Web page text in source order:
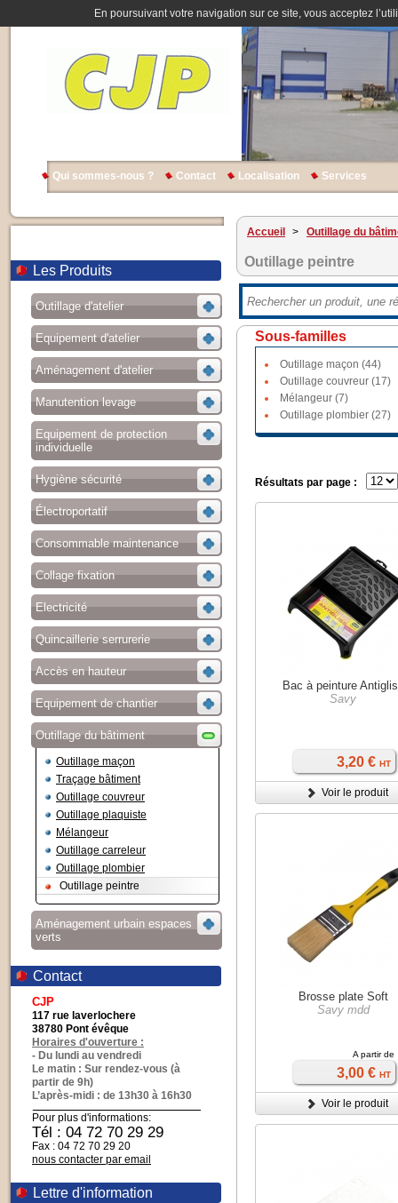
En poursuivant votre navigation sur ce site, vous acceptez
Qui sommes-nous ? Contact Localisation Services
Les Produits
Outillage d'atelier
Equipement d'atelier
Aménagement d'atelier
Manutention levage
Equipement de protection
individuelle
Hygiène sécurité
Électroportatif
Consommable maintenance
Collage fixation
Electricité
Quincaillerie serrurerie
Accès en hauteur
Equipement de chantier
Outillage du bâtiment
Outillage maçon
Traçage bâtiment
Outillage couvreur
Outillage plaquiste
Mélangeur
Outillage carreleur
Outillage plombier
Outillage peintre
Aménagement urbain espaces
verts
Contact
CJP
117 rue laverlochere
38780 Pont évêque
Horaires d'ouverture :
- Du lundi au vendredi
Le matin : Sur rendez-vous (à
partir de 9h)
L’après-midi : de 13h30 à 16h30
Pour plus d'informations:
Tél : 04 72 70 29 29
Fax : 04 72 70 29 20
nous contacter par email
Lettre d'information
Accueil > Outillage du
Outillage peintre
Sous-familles
Outillage maçon (44)
Outillage couvreur (17)
Mélangeur (7)
Outillage plombier (27)
Résultats par page :
Bac à peinture
Savy
3,20 € HT
Voir le produit
Brosse plate Soft
Savy mdd
A partir de
3,00 € HT
Voir le produit